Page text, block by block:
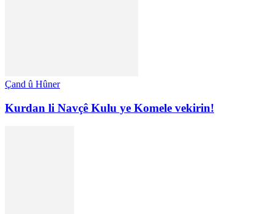
Çand û Hûner
Kurdan li Navçê Kulu ye Komele vekirin!